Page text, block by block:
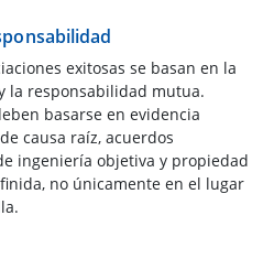
exitosas se basan en la
la responsabilidad mutua.
basarse en evidencia
causa raíz, acuerdos
ingeniería objetiva y propiedad
no únicamente en el lugar